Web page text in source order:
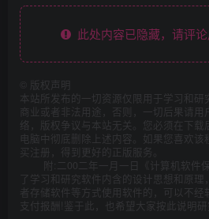
此处内容已隐藏，请评论
版权声明
本站所发布的一切资源仅限用于学习和
商业或者非法用途，否则，一切后果请
络，版权争议与本站无关。您必须在下载
电脑中彻底删除上述内容。如果您喜欢该
买注册，得到更好的正版服务。
附:二00二年一月一日《计算机软件
了学习和研究软件内含的设计思想和原
者存储软件等方式使用软件的，可以不经
支付报酬!鉴于此，也希望大家按此说明研